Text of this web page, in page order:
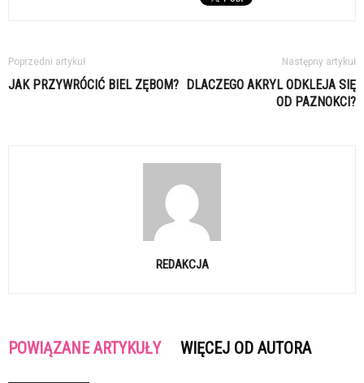
Poprzedni artykuł
JAK PRZYWRÓCIĆ BIEL ZĘBOM?
Następny artykuł
DLACZEGO AKRYL ODKLEJA SIĘ
OD PAZNOKCI?
REDAKCJA
POWIĄZANE ARTYKUŁY WIĘCEJ OD AUTORA